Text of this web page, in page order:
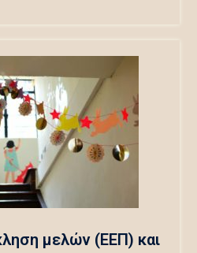
μελών (ΕΕΠ) και